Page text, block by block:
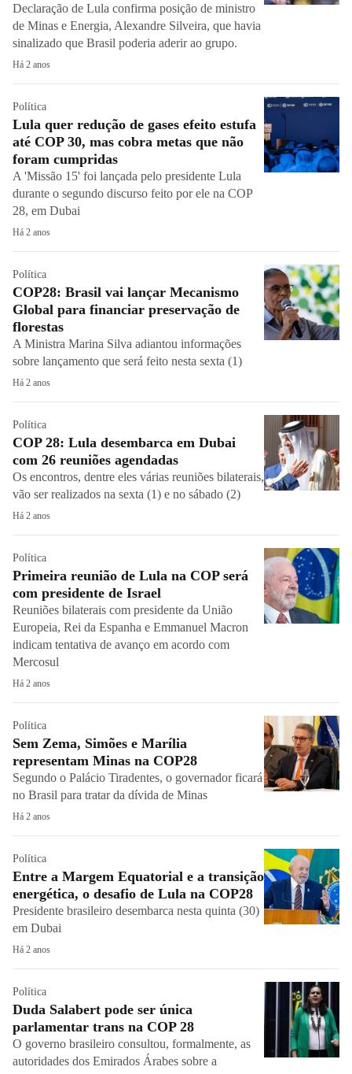
Declaração de Lula confirma posição de ministro
de Minas e Energia, Alexandre Silveira, que havia
sinalizado que Brasil poderia aderir ao grupo.
Há 2 anos
Política
Lula quer redução de gases efeito estufa
até COP 30, mas cobra metas que não
foram cumpridas
A 'Missão 15' foi lançada pelo presidente Lula
durante o segundo discurso feito por ele na COP
28, em Dubai
Há 2 anos
Política
COP28: Brasil vai lançar Mecanismo
Global para financiar preservação de
florestas
A Ministra Marina Silva adiantou informações
sobre lançamento que será feito nesta sexta (1)
Há 2 anos
Política
COP 28: Lula desembarca em Dubai
com 26 reuniões agendadas
Os encontros, dentre eles várias reuniões bilaterais,
vão ser realizados na sexta (1) e no sábado (2)
Há 2 anos
Política
Primeira reunião de Lula na COP será
com presidente de Israel
Reuniões bilaterais com presidente da União
Europeia, Rei da Espanha e Emmanuel Macron
indicam tentativa de avanço em acordo com
Mercosul
Há 2 anos
Política
Sem Zema, Simões e Marília
representam Minas na COP28
Segundo o Palácio Tiradentes, o governador ficará
no Brasil para tratar da dívida de Minas
Há 2 anos
Política
Entre a Margem Equatorial e a transição
energética, o desafio de Lula na COP28
Presidente brasileiro desembarca nesta quinta (30)
em Dubai
Há 2 anos
Política
Duda Salabert pode ser única
parlamentar trans na COP 28
O governo brasileiro consultou, formalmente, as
autoridades dos Emirados Árabes sobre a